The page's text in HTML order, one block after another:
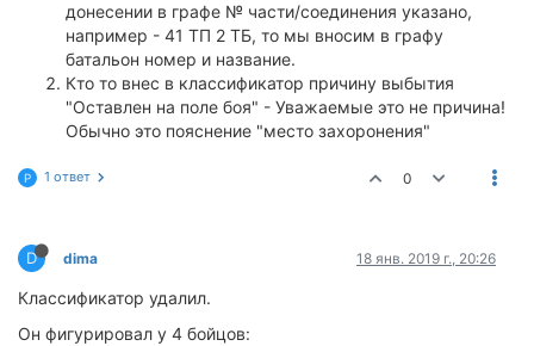
донесении в графе № части/соединения указано,
например - 41 ТП 2 ТБ, то мы вносим в графу
батальон номер и название.
Кто то внес в классификатор причину выбытия
"Оставлен на поле боя" - Уважаемые это не причина!
Обычно это пояснение "место захоронения"
Р 1 ответ 0
D dima 18 янв. 2019 г., 20:26
Классификатор удалил.
Он фигурировал у 4 бойцов: